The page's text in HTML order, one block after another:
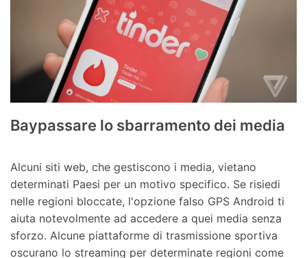
Baypassare lo sbarramento dei media
Alcuni siti web, che gestiscono i media, vietano
determinati Paesi per un motivo specifico. Se risiedi
nelle regioni bloccate, l'opzione falso GPS Android ti
aiuta notevolmente ad accedere a quei media senza
sforzo. Alcune piattaforme di trasmissione sportiva
oscurano lo streaming per determinate regioni come